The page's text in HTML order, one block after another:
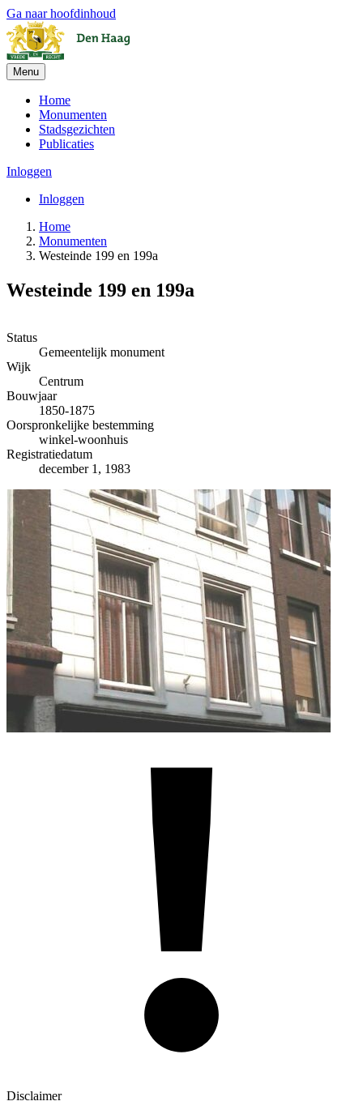
Ga naar hoofdinhoud
Menu
Home
Monumenten
Stadsgezichten
Publicaties
Inloggen
Inloggen
Home
Monumenten
Westeinde 199 en 199a
Westeinde 199 en 199a
+
−
Status
Gemeentelijk monument
Wijk
Centrum
Bouwjaar
1850-1875
Oorspronkelijke bestemming
winkel-woonhuis
Registratiedatum
december 1, 1983
Disclaimer